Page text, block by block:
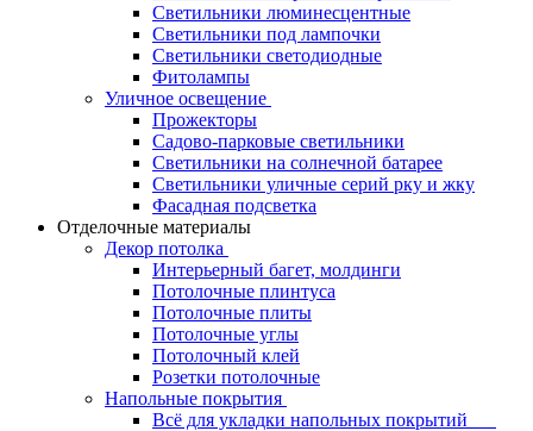
Светильники люминесцентные
Светильники под лампочки
Светильники светодиодные
Фитолампы
Уличное освещение
Прожекторы
Садово-парковые светильники
Светильники на солнечной батарее
Светильники уличные серий рку и жку
Фасадная подсветка
Отделочные материалы
Декор потолка
Интерьерный багет, молдинги
Потолочные плинтуса
Потолочные плиты
Потолочные углы
Потолочный клей
Розетки потолочные
Напольные покрытия
Всё для укладки напольных покрытий